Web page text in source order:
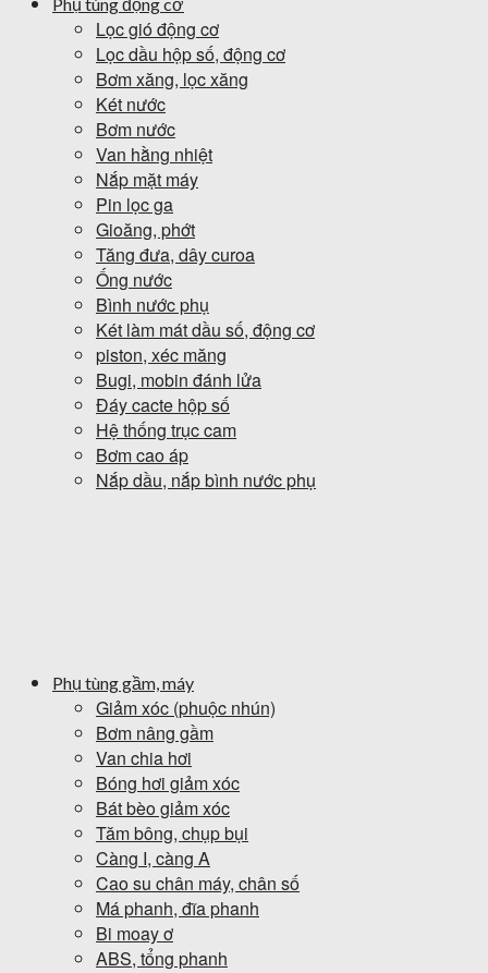
Lọc gió động cơ
Lọc dầu hộp số, động cơ
Bơm xăng, lọc xăng
Két nước
Bơm nước
Van hằng nhiệt
Nắp mặt máy
Pin lọc ga
Gioăng, phớt
Tăng đưa, dây curoa
Ống nước
Bình nước phụ
Két làm mát dầu số, động cơ
piston, xéc măng
Bugi, mobin đánh lửa
Đáy cacte hộp số
Hệ thống trục cam
Bơm cao áp
Nắp dầu, nắp bình nước phụ
Phụ tùng gầm, máy
Giảm xóc (phuộc nhún)
Bơm nâng gầm
Van chia hơi
Bóng hơi giảm xóc
Bát bèo giảm xóc
Tăm bông, chụp bụi
Càng I, càng A
Cao su chân máy, chân số
Má phanh, đĩa phanh
Bi moay ơ
ABS, tổng phanh